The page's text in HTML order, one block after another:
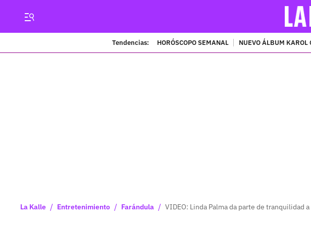
Tendencias: HORÓSCOPO SEMANAL NUEVO ÁLBUM KAROL
La Kalle / Entretenimiento / Farándula / VIDEO: Linda Palma da parte de tranquilidad